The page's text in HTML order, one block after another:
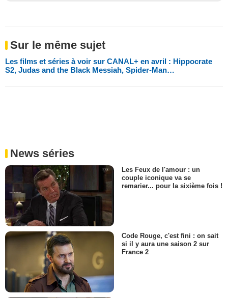
Sur le même sujet
Les films et séries à voir sur CANAL+ en avril : Hippocrate
S2, Judas and the Black Messiah, Spider-Man…
News séries
Les Feux de l'amour : un
couple iconique va se
remarier... pour la sixième fois !
Code Rouge, c'est fini : on sait
si il y aura une saison 2 sur
France 2